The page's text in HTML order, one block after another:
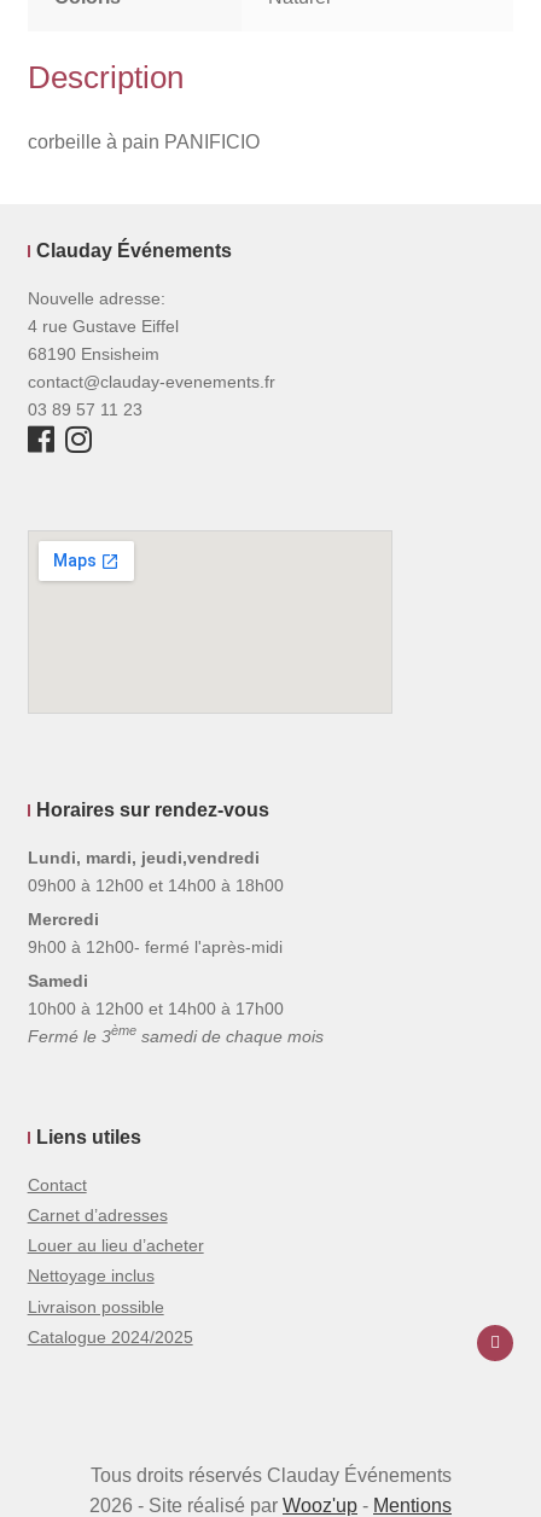
Description
corbeille à pain PANIFICIO
Clauday Événements
Nouvelle adresse:
4 rue Gustave Eiffel
68190 Ensisheim
contact@clauday-evenements.fr
03 89 57 11 23
Horaires sur rendez-vous
Lundi, mardi, jeudi,vendredi
09h00 à 12h00 et 14h00 à 18h00
Mercredi
9h00 à 12h00- fermé l'après-midi
Samedi
10h00 à 12h00 et 14h00 à 17h00
Fermé le 3èmesamedi de chaque mois
Liens utiles
Contact
Carnet d’adresses
Louer au lieu d’acheter
Nettoyage inclus
Livraison possible
Catalogue 2024/2025
Tous droits réservés Clauday Événements
2026 - Site réalisé par Wooz'up - Mentions